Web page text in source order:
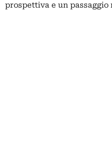
prospettiva e un passaggio